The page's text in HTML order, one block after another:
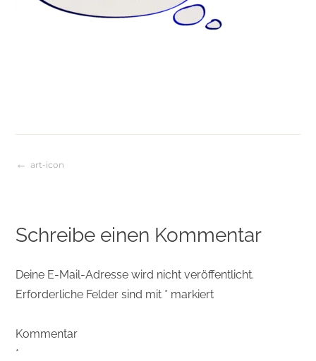
Beitragsnavigation
art-icon
Schreibe einen Kommentar
Deine E-Mail-Adresse wird nicht veröffentlicht.
Erforderliche Felder sind mit * markiert
Kommentar
*